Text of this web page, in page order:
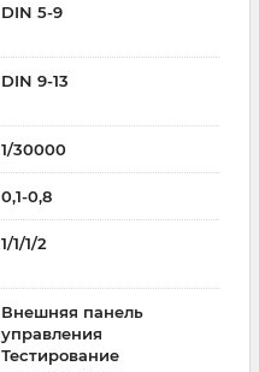
DIN 5-9
DIN 9-13
1/30000
0,1-0,8
1/1/1/2
Внешняя панель
управления
Тестирование